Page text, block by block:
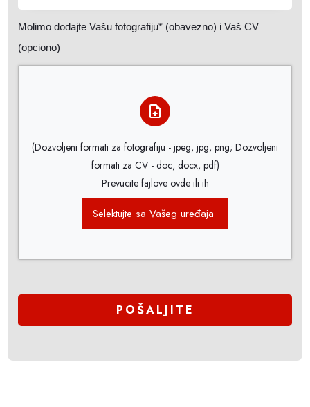
Molimo dodajte Vašu fotografiju* (obavezno) i Vaš CV
(opciono)
(Dozvoljeni formati za fotografiju - jpeg, jpg, png; Dozvoljeni
formati za CV - doc, docx, pdf)
Prevucite fajlove ovde ili ih
Selektujte sa Vašeg uređaja
POŠALJITE